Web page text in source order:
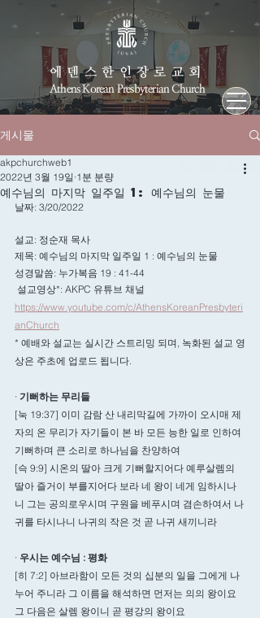
에덴스한인장로교회
Athens Korean Presbyterian Church
게시물
예수님의 마지막 일주일 1: 예수님의 눈물
akpchurchweb1
2022년 3월 19일 1분 분량
날짜: 3/20/2022
설교: 정순재 목사
제목: 예수님의 마지막 일주일 1 : 예수님의 눈물
성경말씀: 누가복음 19 : 41-44
설교영상*: AKPC 유튜브 채널
https://www.youtube.com/c/AthensKoreanPresbyteri
anChurch
* 예배와 설교는 실시간 스트리밍 되며, 녹화된 설교 영
상은 주초에 업로드 됩니다.
· 기뻐하는 무리들
[눅 19:37] 이미 감람 산 내리막길에 가까이 오시매 제
자의 온 무리가 자기들이 본 바 모든 능한 일로 인하여
기뻐하며 큰 소리로 하나님을 찬양하여
[슥 9:9] 시온의 딸아 크게 기뻐할지어다 예루살렘의
딸아 즐거이 부를지어다 보라 네 왕이 네게 임하시나
니 그는 공의로우시며 구원을 베푸시며 겸손하여서 나
귀를 타시나니 나귀의 작은 것 곧 나귀 새끼니라
· 우시는 예수님 : 평화
[히 7:2] 아브라함이 모든 것의 십분의 일을 그에게 나
누어 주니라 그 이름을 해석하면 먼저는 의의 왕이요
그 다음은 살렘 왕이니 곧 평강의 왕이요